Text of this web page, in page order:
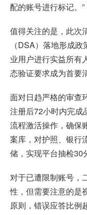
配的账号进行标记。”
值得关注的是，此次
（DSA）落地形成
业用户进行实益所有
态验证要求成为首要
面对日趋严格的审查
注册后72小时内完成
流程激活操作，确保
案库，对护照、银行
储，实现平台抽检30
对于已遭限制账号，
性，但需要注意的是
原则，错误应答比例